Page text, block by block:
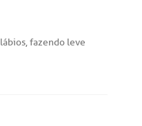
lábios,fazendo leve